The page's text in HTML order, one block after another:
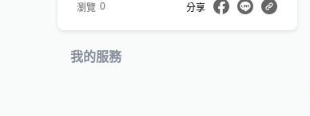
瀏覽 0 分享
我的服務